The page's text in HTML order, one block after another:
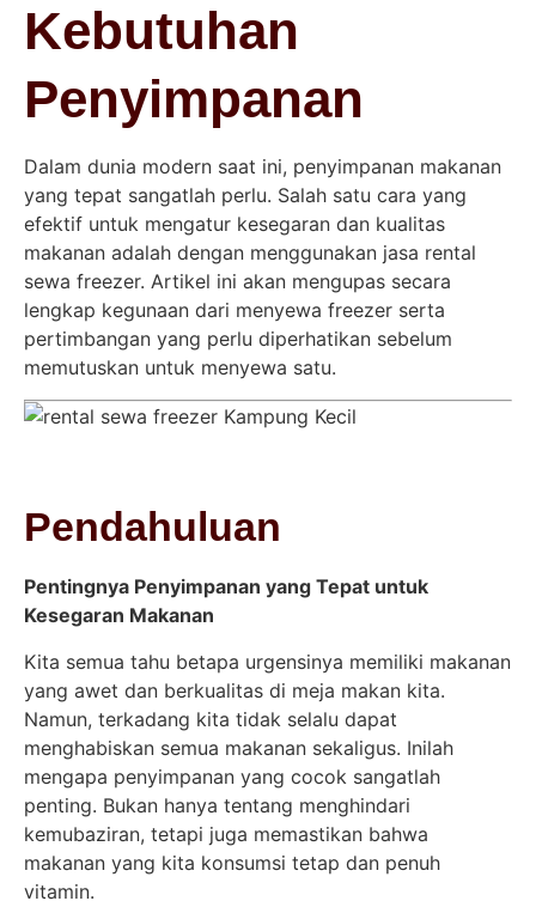
Kebutuhan
Penyimpanan
Dalam dunia modern saat ini, penyimpanan makanan
yang tepat sangatlah perlu. Salah satu cara yang
efektif untuk mengatur kesegaran dan kualitas
makanan adalah dengan menggunakan jasa rental
sewa freezer. Artikel ini akan mengupas secara
lengkap kegunaan dari menyewa freezer serta
pertimbangan yang perlu diperhatikan sebelum
memutuskan untuk menyewa satu.
Pendahuluan
Pentingnya Penyimpanan yang Tepat untuk
Kesegaran Makanan
Kita semua tahu betapa urgensinya memiliki makanan
yang awet dan berkualitas di meja makan kita.
Namun, terkadang kita tidak selalu dapat
menghabiskan semua makanan sekaligus. Inilah
mengapa penyimpanan yang cocok sangatlah
penting. Bukan hanya tentang menghindari
kemubaziran, tetapi juga memastikan bahwa
makanan yang kita konsumsi tetap dan penuh
vitamin.